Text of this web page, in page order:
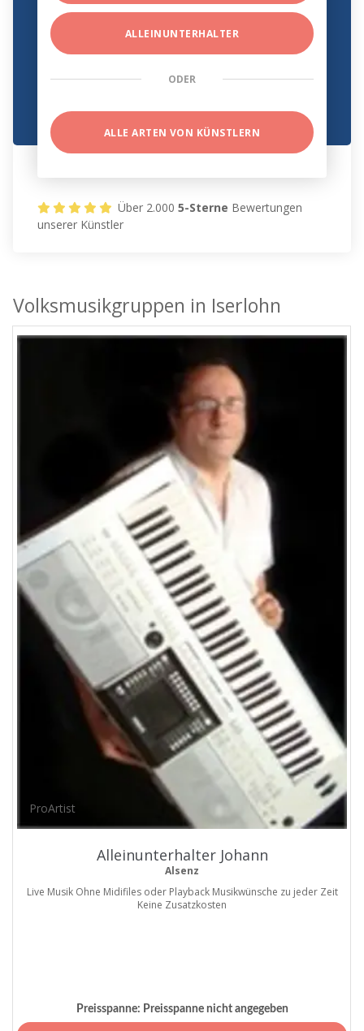
ALLEINUNTERHALTER
ODER
ALLE ARTEN VON KÜNSTLERN
Über 2.0005-Sterne Bewertungen
unserer Künstler
Volksmusikgruppen in Iserlohn
ProArtist
Alleinunterhalter Johann
Alsenz
Live Musik Ohne Midifiles oder Playback Musikwünsche zu jeder Zeit
Keine Zusatzkosten
Preisspanne: Preisspanne nicht angegeben